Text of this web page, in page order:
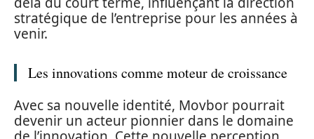
stratégique de l’entreprise pour les années à
venir.
Les innovations comme moteur de croissance
Avec sa nouvelle identité, Movbor pourrait
devenir un acteur pionnier dans le domaine